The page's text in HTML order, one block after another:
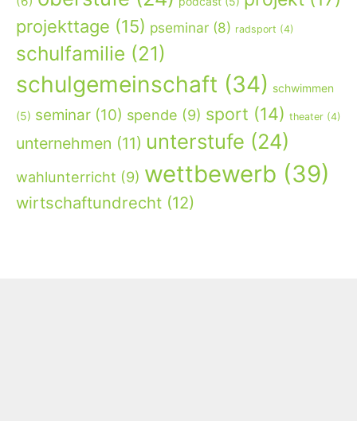
projekttage (15) pseminar (8) radsport (4)
schulfamilie (21)
schulgemeinschaft (34) schwimmen
(5) seminar (10) spende (9) sport (14) theater (4)
unternehmen (11) unterstufe (24)
wahlunterricht (9) wettbewerb (39)
wirtschaftundrecht (12)